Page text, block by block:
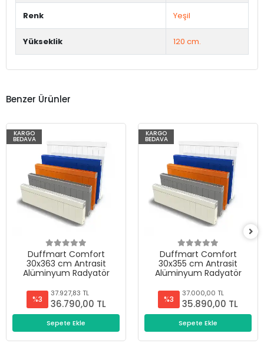
Renk Yeşil
Yükseklik 120 cm.
Benzer Ürünler
KARGO
BEDAVA
Duffmart Comfort
30x363 cm Antrasit
Alüminyum Radyatör
%3
37.927,83 TL
36.790,00 TL
Sepete Ekle
KARGO
BEDAVA
Duffmart Comfort
30x355 cm Antrasit
Alüminyum Radyatör
%3
37.000,00 TL
35.890,00 TL
Sepete Ekle